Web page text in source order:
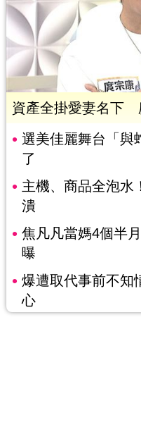
資產全掛愛妻名下
選美佳麗舞台「
了
主機、商品全泡水
潰
焦凡凡當媽4個半
曝
爆遭取代事前不知
心